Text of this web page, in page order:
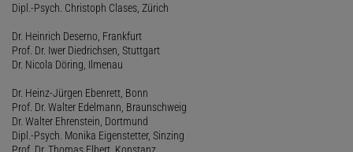
Dipl.-Psych. Christoph Clases, Zürich
Dr. Heinrich Deserno, Frankfurt
Prof. Dr. Iwer Diedrichsen, Stuttgart
Dr. Nicola Döring, Ilmenau
Dr. Heinz-Jürgen Ebenrett, Bonn
Prof. Dr. Walter Edelmann, Braunschweig
Dr. Walter Ehrenstein, Dortmund
Dipl.-Psych. Monika Eigenstetter, Sinzing
Prof. Dr. Thomas Elbert, Konstanz